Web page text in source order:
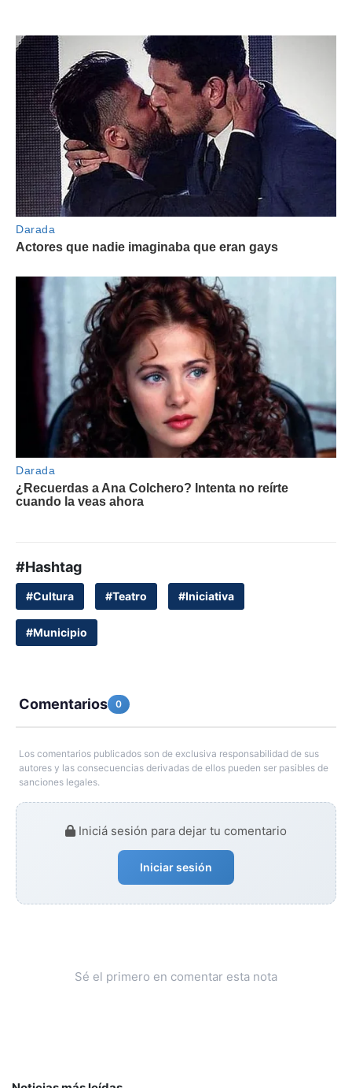
#Hashtag
#Cultura #Teatro #Iniciativa
#Municipio
Comentarios 0
Los comentarios publicados son de exclusiva responsabilidad de sus
autores y las consecuencias derivadas de ellos pueden ser pasibles de
sanciones legales.
Iniciá sesión para dejar tu comentario
Iniciar sesión
Sé el primero en comentar esta nota